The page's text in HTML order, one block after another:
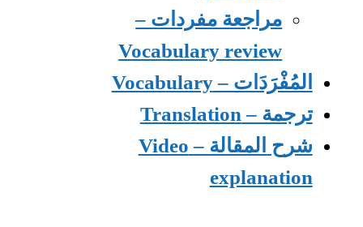
مراجعة مفردات –
Vocabulary review
المُفْرَدَات – Vocabulary
ترجمة – Translation
شرح المقالة – Video
explanation